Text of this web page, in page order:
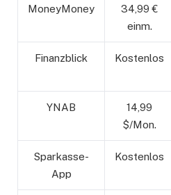
MoneyMoney
34,99 €
einm.
Finanzblick Kostenlos
YNAB
14,99
$/Mon.
Sparkasse-
App
Kostenlos